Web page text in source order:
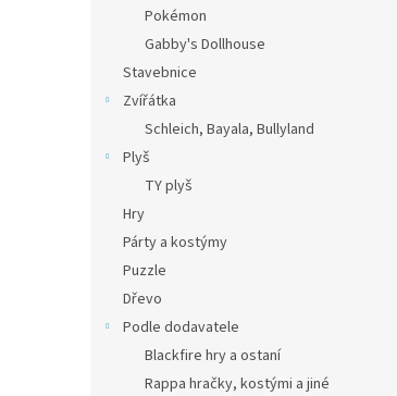
Pokémon
Gabby's Dollhouse
Stavebnice
Zvířátka
Schleich, Bayala, Bullyland
Plyš
TY plyš
Hry
Párty a kostýmy
Puzzle
Dřevo
Podle dodavatele
Blackfire hry a ostaní
Rappa hračky, kostými a jiné